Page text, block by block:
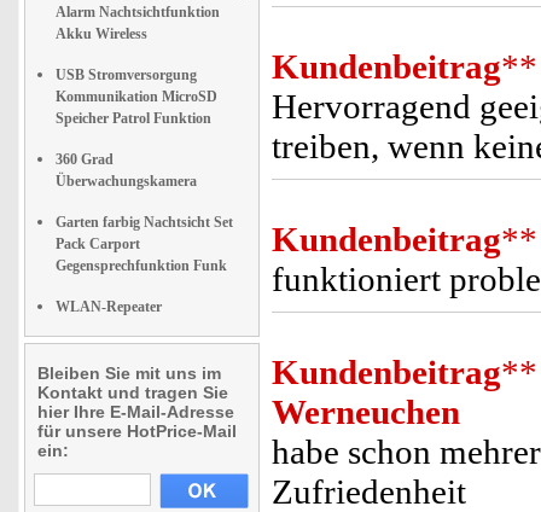
Alarm Nachtsichtfunktion
Akku Wireless
USB Stromversorgung
Kommunikation MicroSD
Speicher Patrol Funktion
360 Grad
Überwachungskamera
Garten farbig Nachtsicht Set
Pack Carport
Gegensprechfunktion Funk
WLAN-Repeater
Bleiben Sie mit uns im
Kontakt und tragen Sie
hier Ihre E-Mail-Adresse
für unsere HotPrice-Mail
ein:
Kundenbeitrag**
Hervorragend
treiben, wenn
Kundenbeitrag**
funktioniert
Kundenbeitrag**
Werneuchen
habe schon
Zufriedenheit